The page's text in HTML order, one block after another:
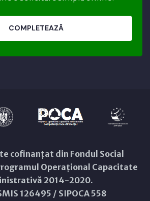
COMPLETEAZĂ
cofinanțat din Fondul Social
Operațional Capacitate
2014-2020.
126495 / SIPOCA 558